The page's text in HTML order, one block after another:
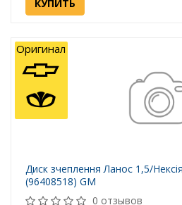
КУПИТЬ
Диск зчеплення Ланос 1,5/
(96408518) GM
0 отзывов
Оригинал